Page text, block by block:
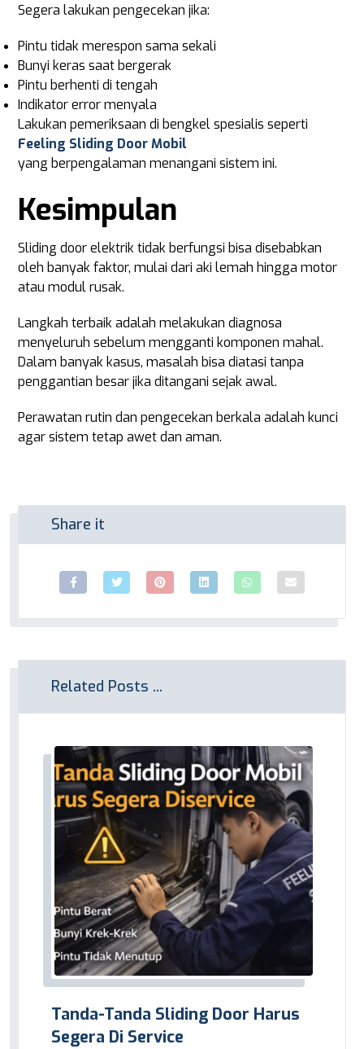
Segera lakukan pengecekan jika:
Pintu tidak merespon sama sekali
Bunyi keras saat bergerak
Pintu berhenti di tengah
Indikator error menyala
Lakukan pemeriksaan di bengkel spesialis seperti
Feeling Sliding Door Mobil
yang berpengalaman menangani sistem ini.
Kesimpulan
Sliding door elektrik tidak berfungsi bisa disebabkan
oleh banyak faktor, mulai dari aki lemah hingga motor
atau modul rusak.
Langkah terbaik adalah melakukan diagnosa
menyeluruh sebelum mengganti komponen mahal.
Dalam banyak kasus, masalah bisa diatasi tanpa
penggantian besar jika ditangani sejak awal.
Perawatan rutin dan pengecekan berkala adalah kunci
agar sistem tetap awet dan aman.
Related Posts ...
Tanda-Tanda Sliding Door Harus
Segera Di Service